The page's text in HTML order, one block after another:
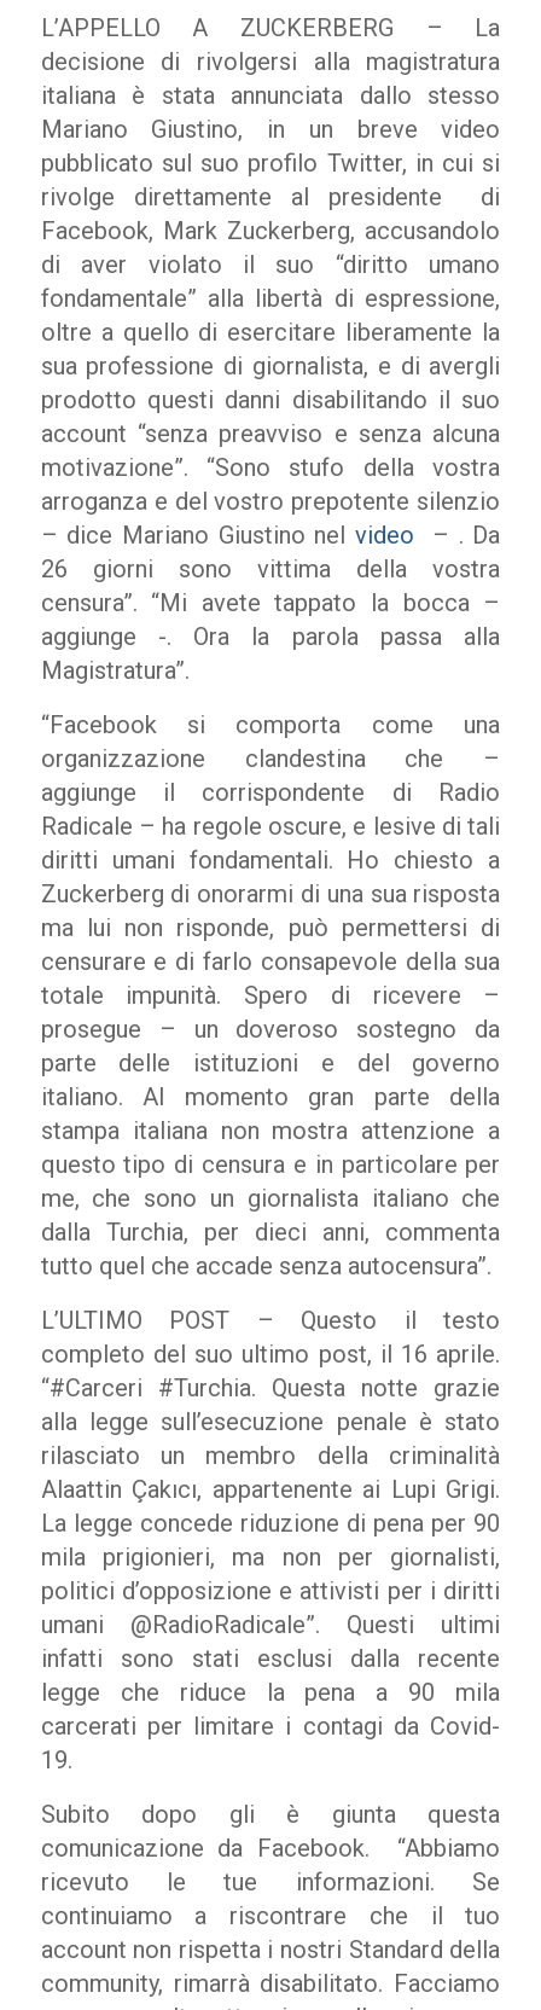
L’APPELLO A ZUCKERBERG – La
decisione di rivolgersi alla magistratura
italiana è stata annunciata dallo stesso
Mariano Giustino, in un breve video
pubblicato sul suo profilo Twitter, in cui si
rivolge direttamente al presidente di
Facebook, Mark Zuckerberg, accusandolo
di aver violato il suo “diritto umano
fondamentale” alla libertà di espressione,
oltre a quello di esercitare liberamente la
sua professione di giornalista, e di avergli
prodotto questi danni disabilitando il suo
account “senza preavviso e senza alcuna
motivazione”. “Sono stufo della vostra
arroganza e del vostro prepotente silenzio
– dice Mariano Giustino nel video – . Da
26 giorni sono vittima della vostra
censura”. “Mi avete tappato la bocca –
aggiunge -. Ora la parola passa alla
Magistratura”.
“Facebook si comporta come una
organizzazione clandestina che –
aggiunge il corrispondente di Radio
Radicale – ha regole oscure, e lesive di tali
diritti umani fondamentali. Ho chiesto a
Zuckerberg di onorarmi di una sua risposta
ma lui non risponde, può permettersi di
censurare e di farlo consapevole della sua
totale impunità. Spero di ricevere –
prosegue – un doveroso sostegno da
parte delle istituzioni e del governo
italiano. Al momento gran parte della
stampa italiana non mostra attenzione a
questo tipo di censura e in particolare per
me, che sono un giornalista italiano che
dalla Turchia, per dieci anni, commenta
tutto quel che accade senza autocensura”.
L’ULTIMO POST – Questo il testo
completo del suo ultimo post, il 16 aprile.
“#Carceri #Turchia. Questa notte grazie
alla legge sull’esecuzione penale è stato
rilasciato un membro della criminalità
Alaattin Çakıcı, appartenente ai Lupi Grigi.
La legge concede riduzione di pena per 90
mila prigionieri, ma non per giornalisti,
politici d’opposizione e attivisti per i diritti
umani @RadioRadicale”. Questi ultimi
infatti sono stati esclusi dalla recente
legge che riduce la pena a 90 mila
carcerati per limitare i contagi da Covid-
19.
Subito dopo gli è giunta questa
comunicazione da Facebook. “Abbiamo
ricevuto le tue informazioni. Se
continuiamo a riscontrare che il tuo
account non rispetta i nostri Standard della
community, rimarrà disabilitato. Facciamo